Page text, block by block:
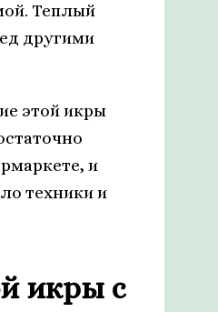
Теплый
другими
этой икры
и
техники и
икры с